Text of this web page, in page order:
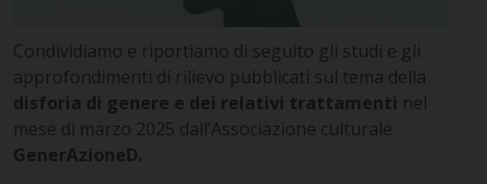
Condividiamo e riportiamo di seguito gli studi e gli
approfondimenti di rilievo pubblicati sul tema della
disforia di genere e dei relativi trattamenti nel
mese di marzo 2025 dall’Associazione culturale
GenerAzioneD.